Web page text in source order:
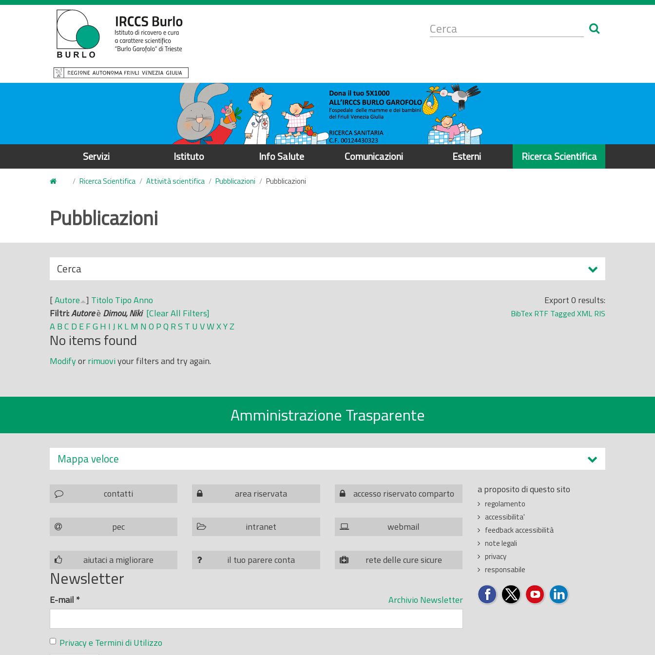
S
l
i
Form
di
Servizi Istituto Info Salute Comunicazioni Esterni Ricerca Scientifica
Ricerca Scientifica Attività scientifica Pubblicazioni Pubblicazioni
Pubblicazioni
N
a
s
c
o
n
d
i
Cerca
Export 0 results:
BibTex RTF Tagged XML RIS
[Autore ] Titolo TipoAnno
Filtri:Autoreè Dimou, Niki [Clear All Filters]
ABC D EFG H IJ KLM N O PQ RS T U VWXYZ
No items found
Modifyorrimuoviyour filters and try again.
Amministrazione Trasparente
Mappa veloce
contatti area riservata accesso riservato comparto
pec intranet webmail
aiutaci a migliorare il tuo parere conta rete delle cure sicure
a proposito di questo sito
regolamento
accessibilita'
feedback accessibilità
note legali
privacy
responsabile
Newsletter
Archivio Newsletter
E-mail *
Privacy e Termini di Utilizzo